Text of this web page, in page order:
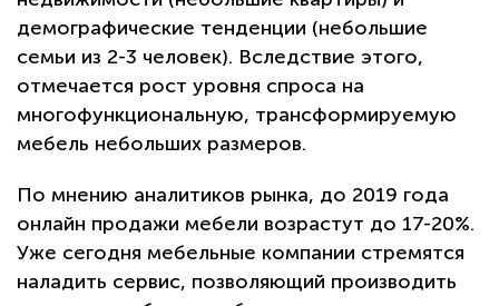
демографические тенденции (небольшие
семьи из 2-3 человек). Вследствие этого,
отмечается рост уровня спроса на
многофункциональную, трансформируемую
мебель небольших размеров.
По мнению аналитиков рынка, до 2019 года
онлайн продажи мебели возрастут до 17-20%.
Уже сегодня мебельные компании стремятся
наладить сервис, позволяющий производить